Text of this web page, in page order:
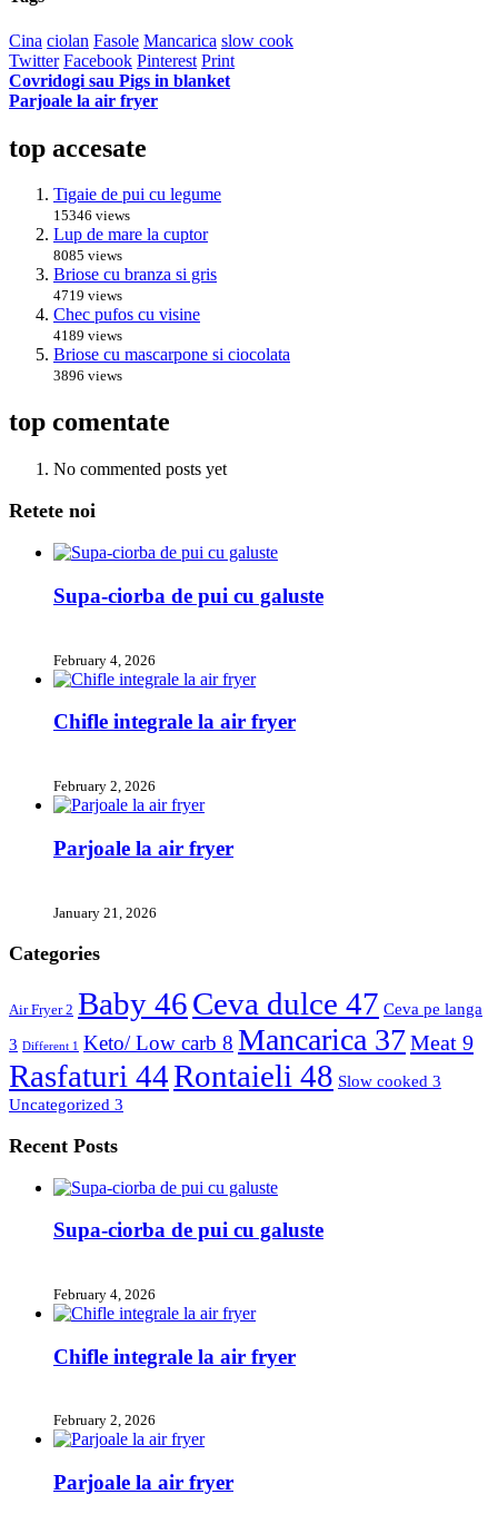
Cina ciolan Fasole Mancarica slow cook
Twitter Facebook Pinterest Print
Covridogi sau Pigs in blanket
Parjoale la air fryer
top accesate
Tigaie de pui cu legume
15346 views
Lup de mare la cuptor
8085 views
Briose cu branza si gris
4719 views
Chec pufos cu visine
4189 views
Briose cu mascarpone si ciocolata
3896 views
top comentate
No commented posts yet
Retete noi
Supa-ciorba de pui cu galuste
February 4, 2026
Chifle integrale la air fryer
February 2, 2026
Parjoale la air fryer
January 21, 2026
Categories
Air Fryer2 Baby 46Ceva dulce 47 Ceva pe langa
3 Different 1 Keto/ Low carb 8 Mancarica 37Meat 9
Rasfaturi 44Rontaieli 48 Slow cooked 3
Uncategorized 3
Recent Posts
Supa-ciorba de pui cu galuste
February 4, 2026
Chifle integrale la air fryer
February 2, 2026
Parjoale la air fryer